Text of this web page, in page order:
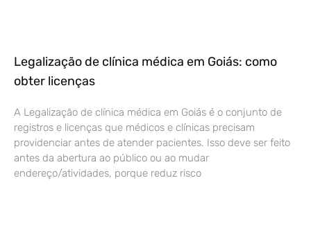
Legalização de clínica médica em Goiás: como
obter licenças
A Legalização de clínica médica em Goiás é o conjunto de
registros e licenças que médicos e clínicas precisam
providenciar antes de atender pacientes. Isso deve ser feito
antes da abertura ao público ou ao mudar
endereço/atividades, porque reduz risco